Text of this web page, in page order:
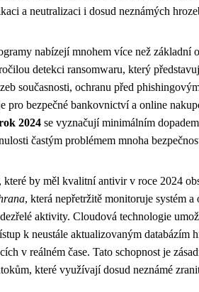
a neutralizaci i dosud neznámých
nabízejí mnohem více než základní
detekci ransomwaru, který
současnosti, ochranu před
pro bezpečné bankovnictví a online
2024 se vyznačují minimálním
častým problémem mnoha
by měl kvalitní antivir v roce 2024
, která nepřetržitě monitoruje systém a
aktivity. Cloudová technologie
k neustále aktualizovaným databázím
v reálném čase. Tato schopnost je
které využívají dosud neznámé